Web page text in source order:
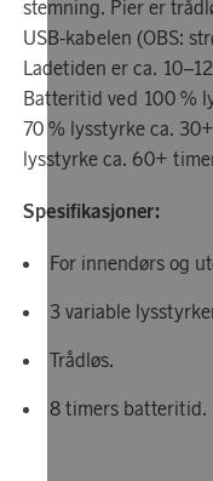
stemning. Pier er
USB-kabelen (OBS:
Ladetiden er ca.
Batteritid ved 100 %
70 % lysstyrke ca.
lysstyrke ca. 60+
Spesifikasjoner:
For innendørs og
3 variable
Trådløs.
8 timers batteritid.